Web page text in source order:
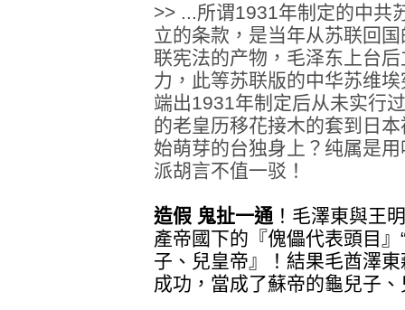
>> ...所谓1931年制定的中共
立的条款，是当年从苏联回
联宪法的产物，毛泽东上台
力，此等苏联版的中华苏维
端出1931年制定后从未实行
的老皇历移花接木的套到日
始萌芽的台独身上？纯属是
派胡言不值一驳！
造假 鬼扯一通 ！毛澤東與王
產帝國下的『傀儡代表頭目
子、兒皇帝』！結果毛酋澤
成功，當成了蘇帝的龜兒子、